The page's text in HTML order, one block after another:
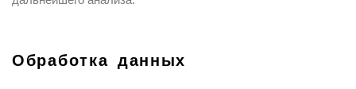
Обработка данных